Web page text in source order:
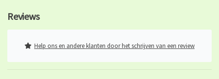
Reviews
Help ons en andere klanten door het schrijven van een review